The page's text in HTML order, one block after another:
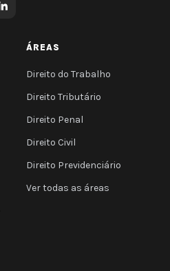
ÁREAS
Direito do Trabalho
Direito Tributário
Direito Penal
Direito Civil
Direito Previdenciário
Ver todas as áreas